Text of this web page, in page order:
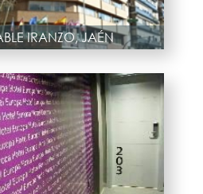
IRANZO, JAÉN